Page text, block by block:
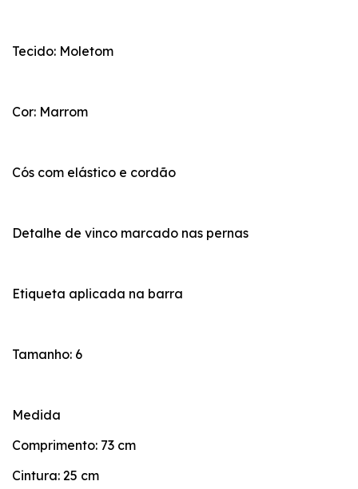
Tecido: Moletom
Cor: Marrom
Cós com elástico e cordão
Detalhe de vinco marcado nas pernas
Etiqueta aplicada na barra
Tamanho: 6
Medida
Comprimento: 73 cm
Cintura: 25 cm